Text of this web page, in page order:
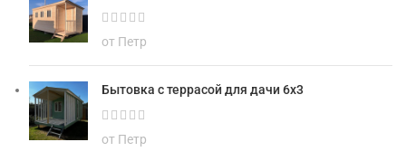
от Петр
Бытовка с террасой для дачи 6х3
от Петр